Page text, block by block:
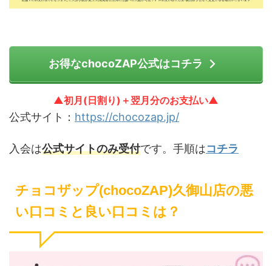
お得なchocoZAP公式はコチラ
▲初月(日割り)＋翌月分のお支払い▲
公式サイト： https://chocozap.jp/
入会は公式サイトのみ受付です。手順はコチラ
チョコザップ(chocoZAP)久御山店の悪
い口コミと良い口コミは？